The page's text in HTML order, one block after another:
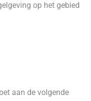
op het gebied
aan de volgende